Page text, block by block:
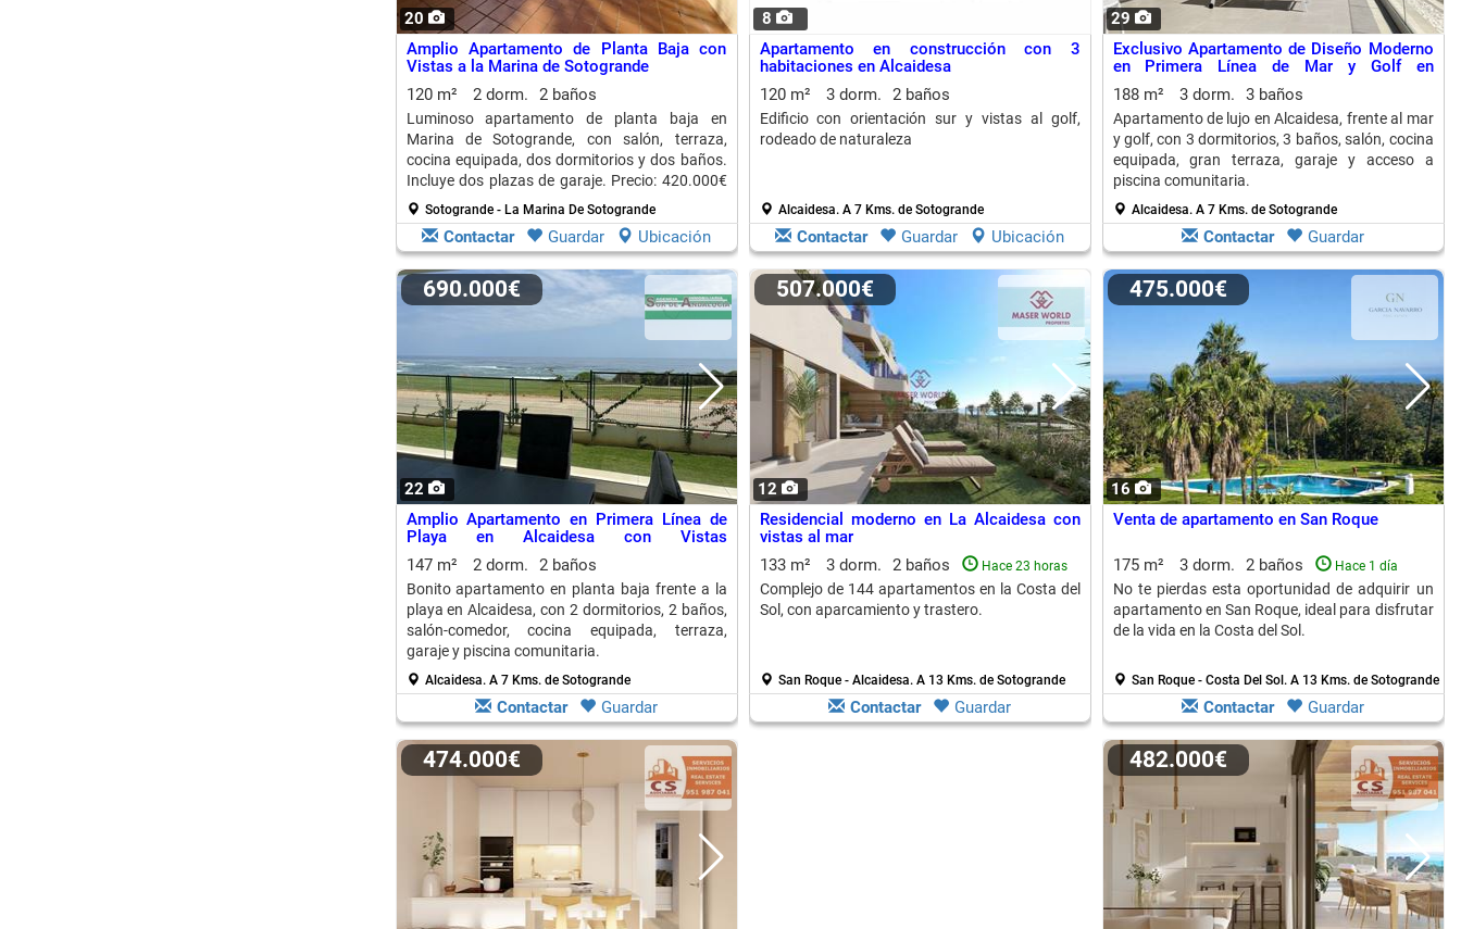
20
Amplio Apartamento de Planta Baja con
Vistas a la Marina de Sotogrande
120 m²
2 dorm. 2 baños
Luminoso apartamento de planta baja en
Marina de Sotogrande, con salón, terraza,
cocina equipada, dos dormitorios y dos baños.
Incluye dos plazas de garaje. Precio: 420.000€
+ impuestos.
Sotogrande - La Marina De Sotogrande
Contactar Guardar Ubicación
8
Apartamento en construcción con 3
habitaciones en Alcaidesa
120 m²
3 dorm. 2 baños
Edificio con orientación sur y vistas al golf,
rodeado de naturaleza
Alcaidesa. A 7 Kms. de Sotogrande
Contactar Guardar Ubicación
29
Exclusivo Apartamento de Diseño Moderno
en Primera Línea de Mar y Golf en
Alcaidesa
188 m² 3 dorm. 3 baños
Apartamento de lujo en Alcaidesa, frente al mar
y golf, con 3 dormitorios, 3 baños, salón, cocina
equipada, gran terraza, garaje y acceso a
piscina comunitaria.
Alcaidesa. A 7 Kms. de Sotogrande
Contactar Guardar
22
690.000€
Amplio Apartamento en Primera Línea de
Playa en Alcaidesa con Vistas
Espectaculares
147 m² 2 dorm. 2 baños
Bonito apartamento en planta baja frente a la
playa en Alcaidesa, con 2 dormitorios, 2 baños,
salón-comedor, cocina equipada, terraza,
garaje y piscina comunitaria.
Alcaidesa. A 7 Kms. de Sotogrande
Contactar Guardar
12
507.000€
Residencial moderno en La Alcaidesa con
vistas al mar
133 m²
3 dorm. 2 baños Hace 23 horas
Complejo de 144 apartamentos en la Costa del
Sol, con aparcamiento y trastero.
San Roque - Alcaidesa. A 13 Kms. de Sotogrande
Contactar Guardar
16
475.000€
Venta de apartamento en San Roque
175 m² 3 dorm. 2 baños Hace 1 día
No te pierdas esta oportunidad de adquirir un
apartamento en San Roque, ideal para disfrutar
de la vida en la Costa del Sol.
San Roque - Costa Del Sol. A 13 Kms. de Sotogrande
Contactar Guardar
474.000€ 482.000€